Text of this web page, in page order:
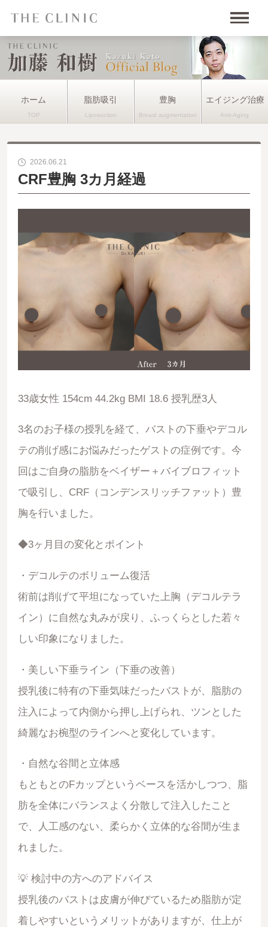
ホーム 脂肪吸引 豊胸 エイジング治療
2026.06.21
CRF豊胸 3カ月経過
33歳女性 154cm 44.2kg BMI 18.6 授乳歴3人
3名のお子様の授乳を経て、バストの下垂やデコル
テの削げ感にお悩みだったゲストの症例です。今
回はご自身の脂肪をベイザー＋バイブロフィット
で吸引し、CRF（コンデンスリッチファット）豊
胸を行いました。
◆3ヶ月目の変化とポイント
・デコルテのボリューム復活
術前は削げて平坦になっていた上胸（デコルテラ
イン）に自然な丸みが戻り、ふっくらとした若々
しい印象になりました。
・美しい下垂ライン（下垂の改善）
授乳後に特有の下垂気味だったバストが、脂肪の
注入によって内側から押し上げられ、ツンとした
綺麗なお椀型のラインへと変化しています。
・自然な谷間と立体感
もともとのFカップというベースを活かしつつ、脂
肪を全体にバランスよく分散して注入したこと
で、人工感のない、柔らかく立体的な谷間が生ま
れました。
💡 検討中の方へのアドバイス
授乳後のバストは皮膚が伸びているため脂肪が定
着しやすいというメリットがありますが、仕上が